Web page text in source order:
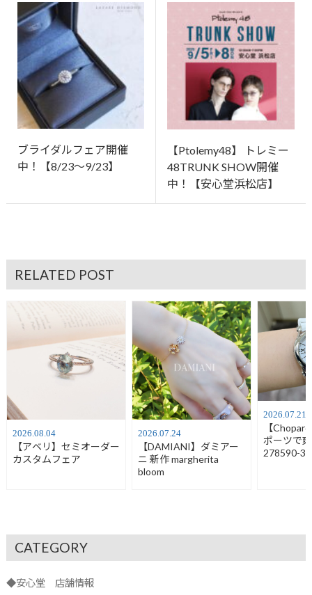
ブライダルフェア開催
中！【8/23～9/23】
【Ptolemy48】 トレミー
48TRUNK SHOW開催
中！【安心堂浜松店】
RELATED POST
2026.08.04
【アベリ】セミオーダー
カスタムフェア
2026.07.24
【DAMIANI】ダミアー
ニ 新作 margherita
bloom
2026.07.21
【
ポーツで
278590-
CATEGORY
◆安心堂 店舗情報